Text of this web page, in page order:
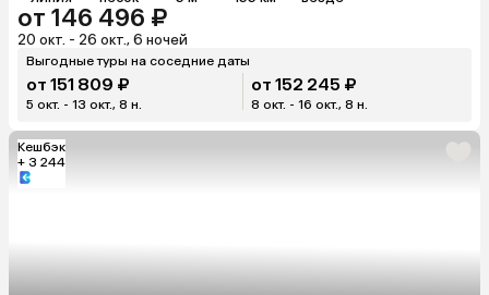
от 146 496 ₽
20 окт. - 26 окт., 6 ночей
Выгодные туры на соседние даты
от 151 809 ₽
5 окт. - 13 окт., 8 н.
от 152 245 ₽
8 окт. - 16 окт., 8 н.
Кешбэк
+ 3 244